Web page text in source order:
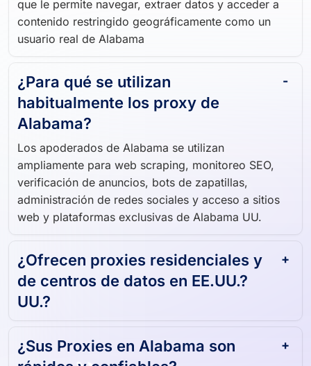
que le permite navegar, extraer datos y acceder a
contenido restringido geográficamente como un
usuario real de Alabama
¿Para qué se utilizan
habitualmente los proxy de
Alabama?
Los apoderados de Alabama se utilizan
ampliamente para web scraping, monitoreo SEO,
verificación de anuncios, bots de zapatillas,
administración de redes sociales y acceso a sitios
web y plataformas exclusivas de Alabama UU.
¿Ofrecen proxies residenciales y
de centros de datos en EE.UU.?
UU.?
¿Sus Proxies en Alabama son